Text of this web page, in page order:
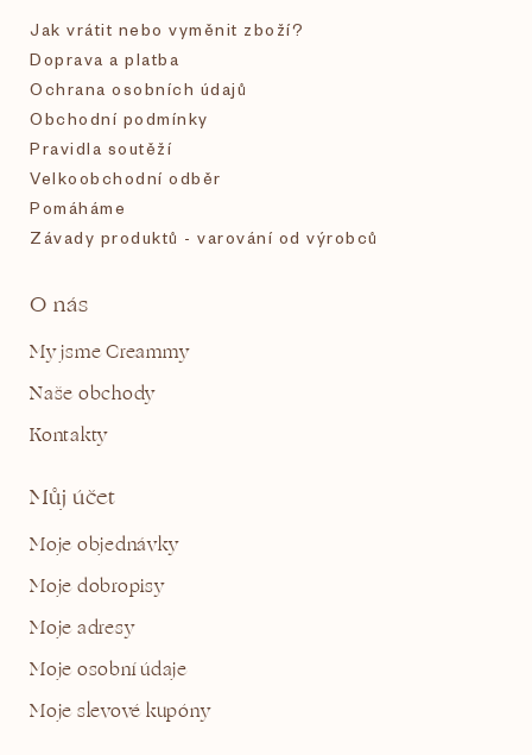
Jak vrátit nebo vyměnit zboží?
Doprava a platba
Ochrana osobních údajů
Obchodní podmínky
Pravidla soutěží
Velkoobchodní odběr
Pomáháme
Závady produktů - varování od výrobců
O nás
My jsme Creammy
Naše obchody
Kontakty
Můj účet
Moje objednávky
Moje dobropisy
Moje adresy
Moje osobní údaje
Moje slevové kupóny